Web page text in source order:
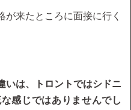
が来たところに面接に行く
いは、トロントではシドニ
感じではありませんでし